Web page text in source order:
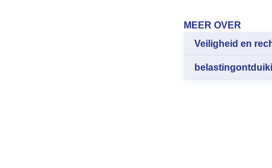
MEER OVER
Veiligheid en